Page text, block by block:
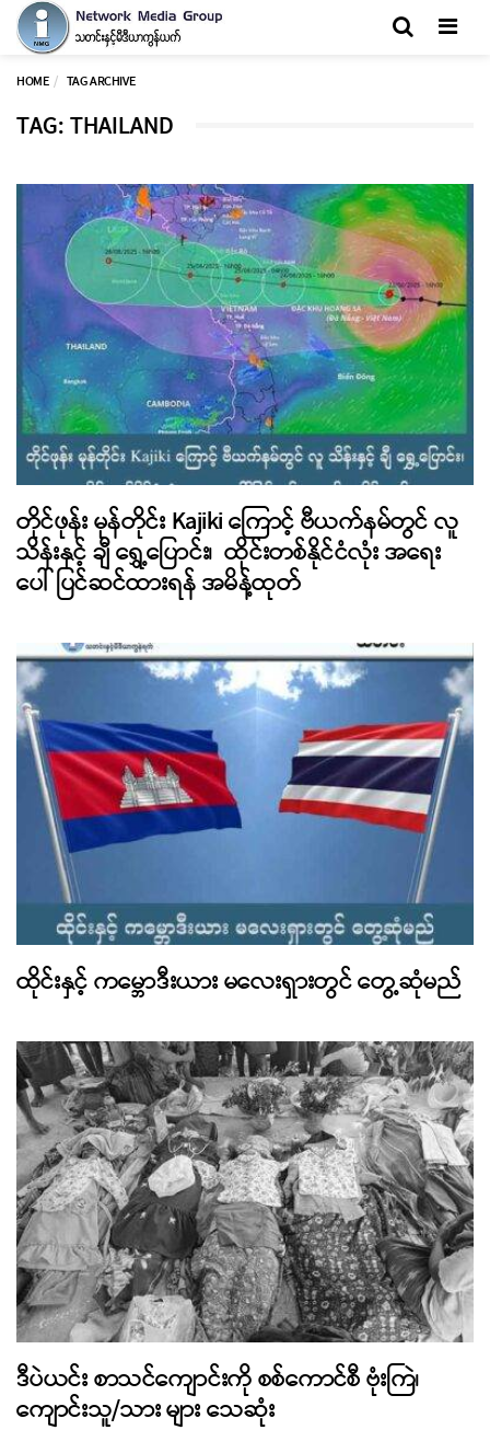
HOME TAG ARCHIVE
TAG: THAILAND
တိုင်ဖုန်း မုန်တိုင်း Kajiki ကြောင့် ဗီယက်နမ်တွင် လူ
သိန်းနှင့် ချီ ရွှေ့ပြောင်း၊ ထိုင်းတစ်နိုင်ငံလုံး အရေး
ပေါ် ပြင်ဆင်ထားရန် အမိန့်ထုတ်
ထိုင်းနှင့် ကမ္ဘောဒီးယား မလေးရှားတွင် တွေ့ဆုံမည်
ဒီပဲယင်း စာသင်ကျောင်းကို စစ်ကောင်စီ ဗုံးကြဲ၊
ကျောင်းသူ/သား များ သေဆုံး